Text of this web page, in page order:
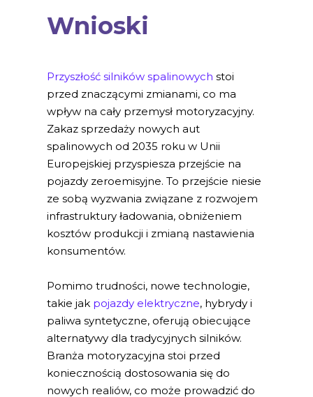
Wnioski
Przyszłość silników spalinowych stoi
przed znaczącymi zmianami, co ma
wpływ na cały przemysł motoryzacyjny.
Zakaz sprzedaży nowych aut
spalinowych od 2035 roku w Unii
Europejskiej przyspiesza przejście na
pojazdy zeroemisyjne. To przejście niesie
ze sobą wyzwania związane z rozwojem
infrastruktury ładowania, obniżeniem
kosztów produkcji i zmianą nastawienia
konsumentów.
Pomimo trudności, nowe technologie,
takie jak pojazdy elektryczne, hybrydy i
paliwa syntetyczne, oferują obiecujące
alternatywy dla tradycyjnych silników.
Branża motoryzacyjna stoi przed
koniecznością dostosowania się do
nowych realiów, co może prowadzić do